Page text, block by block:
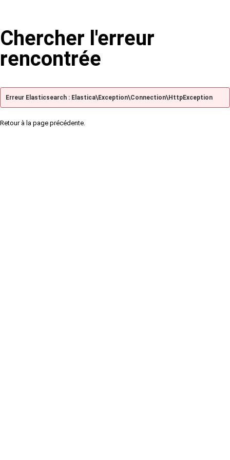
Chercher l'erreur
rencontrée
Erreur Elasticsearch : Elastica\Exception\Connection\HttpException
Retour à la page précédente.